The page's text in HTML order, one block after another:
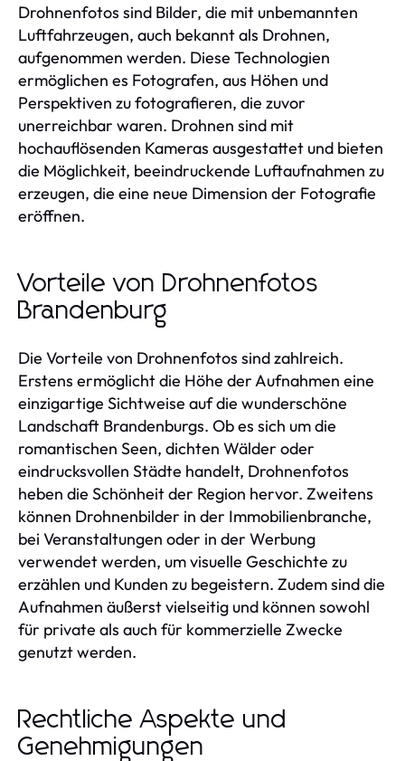
Drohnenfotos sind Bilder, die mit unbemannten
Luftfahrzeugen, auch bekannt als Drohnen,
aufgenommen werden. Diese Technologien
ermöglichen es Fotografen, aus Höhen und
Perspektiven zu fotografieren, die zuvor
unerreichbar waren. Drohnen sind mit
hochauflösenden Kameras ausgestattet und bieten
die Möglichkeit, beeindruckende Luftaufnahmen zu
erzeugen, die eine neue Dimension der Fotografie
eröffnen.
Vorteile von Drohnenfotos
Brandenburg
Die Vorteile von Drohnenfotos sind zahlreich.
Erstens ermöglicht die Höhe der Aufnahmen eine
einzigartige Sichtweise auf die wunderschöne
Landschaft Brandenburgs. Ob es sich um die
romantischen Seen, dichten Wälder oder
eindrucksvollen Städte handelt, Drohnenfotos
heben die Schönheit der Region hervor. Zweitens
können Drohnenbilder in der Immobilienbranche,
bei Veranstaltungen oder in der Werbung
verwendet werden, um visuelle Geschichte zu
erzählen und Kunden zu begeistern. Zudem sind die
Aufnahmen äußerst vielseitig und können sowohl
für private als auch für kommerzielle Zwecke
genutzt werden.
Rechtliche Aspekte und
Genehmigungen